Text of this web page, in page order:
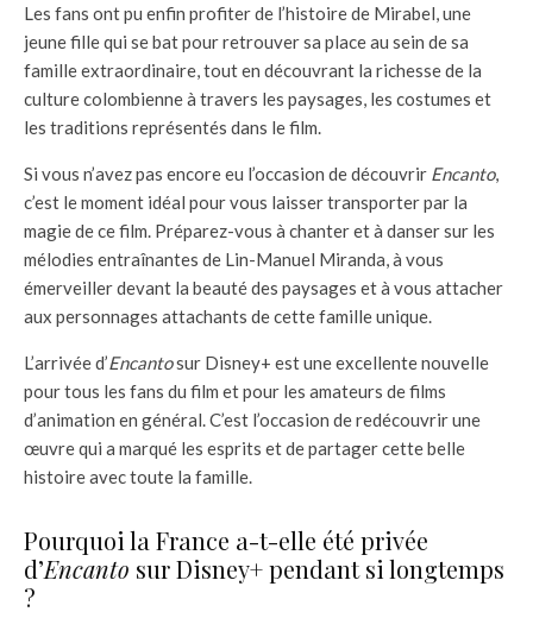
Les fans ont pu enfin profiter de l’histoire de Mirabel, une
jeune fille qui se bat pour retrouver sa place au sein de sa
famille extraordinaire, tout en découvrant la richesse de la
culture colombienne à travers les paysages, les costumes et
les traditions représentés dans le film.
Si vous n’avez pas encore eu l’occasion de découvrir Encanto,
c’est le moment idéal pour vous laisser transporter par la
magie de ce film. Préparez-vous à chanter et à danser sur les
mélodies entraînantes de Lin-Manuel Miranda, à vous
émerveiller devant la beauté des paysages et à vous attacher
aux personnages attachants de cette famille unique.
L’arrivée d’Encantosur Disney+ est une excellente nouvelle
pour tous les fans du film et pour les amateurs de films
d’animation en général. C’est l’occasion de redécouvrir une
œuvre qui a marqué les esprits et de partager cette belle
histoire avec toute la famille.
Pourquoi la France a-t-elle été privée
d’Encanto sur Disney+ pendant si longtemps
?